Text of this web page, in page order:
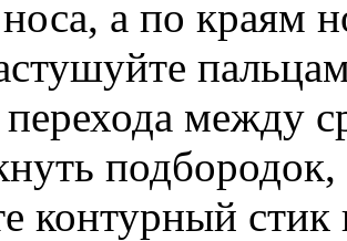
а по краям
перехода между
контурный стик